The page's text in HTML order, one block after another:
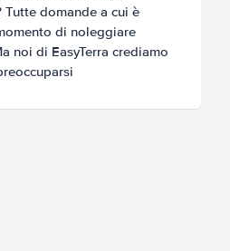
domande a cui è
di noleggiare
noi di EasyTerra crediamo